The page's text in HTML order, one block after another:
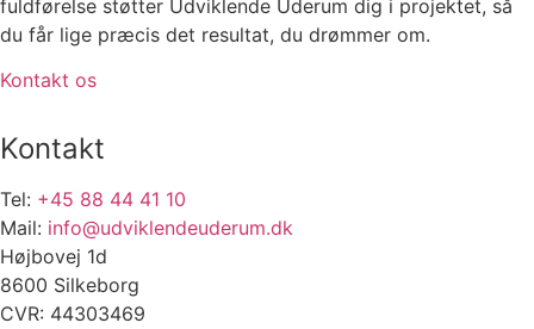
fuldførelse støtter Udviklende Uderum dig i projektet, så
du får lige præcis det resultat, du drømmer om.
Kontakt os
Kontakt
Tel: +45 88 44 41 10
Mail: info@udviklendeuderum.dk
Højbovej 1d
8600 Silkeborg
CVR: 44303469